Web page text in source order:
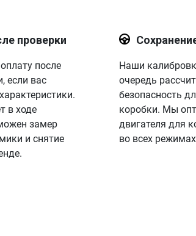
проверки
после
если вас
в ходе
замер
и снятие
Наши
очередь
безопасность
коробки. Мы
двигателя для
во всех